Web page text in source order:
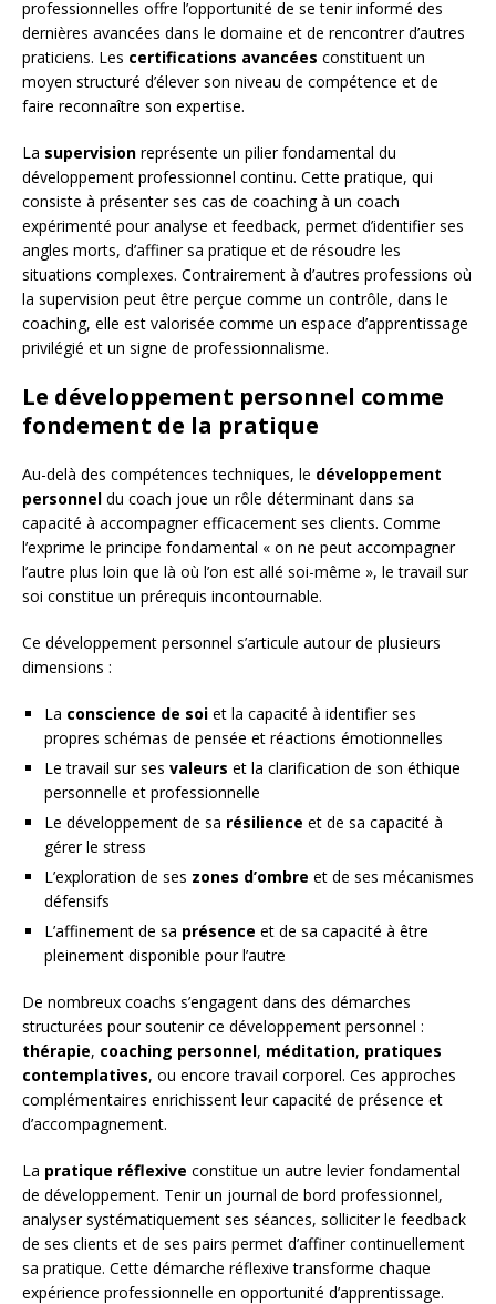
professionnelles offre l’opportunité de se tenir informé des
dernières avancées dans le domaine et de rencontrer d’autres
praticiens. Les certifications avancées constituent un
moyen structuré d’élever son niveau de compétence et de
faire reconnaître son expertise.
La supervision représente un pilier fondamental du
développement professionnel continu. Cette pratique, qui
consiste à présenter ses cas de coaching à un coach
expérimenté pour analyse et feedback, permet d’identifier ses
angles morts, d’affiner sa pratique et de résoudre les
situations complexes. Contrairement à d’autres professions où
la supervision peut être perçue comme un contrôle, dans le
coaching, elle est valorisée comme un espace d’apprentissage
privilégié et un signe de professionnalisme.
Le développement personnel comme
fondement de la pratique
Au-delà des compétences techniques, le développement
personnel du coach joue un rôle déterminant dans sa
capacité à accompagner efficacement ses clients. Comme
l’exprime le principe fondamental « on ne peut accompagner
l’autre plus loin que là où l’on est allé soi-même », le travail sur
soi constitue un prérequis incontournable.
Ce développement personnel s’articule autour de plusieurs
dimensions :
La conscience de soi et la capacité à identifier ses
propres schémas de pensée et réactions émotionnelles
Le travail sur ses valeurs et la clarification de son éthique
personnelle et professionnelle
Le développement de sa résilience et de sa capacité à
gérer le stress
L’exploration de ses zones d’ombre et de ses mécanismes
défensifs
L’affinement de sa présence et de sa capacité à être
pleinement disponible pour l’autre
De nombreux coachs s’engagent dans des démarches
structurées pour soutenir ce développement personnel :
thérapie, coaching personnel, méditation, pratiques
contemplatives, ou encore travail corporel. Ces approches
complémentaires enrichissent leur capacité de présence et
d’accompagnement.
La pratique réflexive constitue un autre levier fondamental
de développement. Tenir un journal de bord professionnel,
analyser systématiquement ses séances, solliciter le feedback
de ses clients et de ses pairs permet d’affiner continuellement
sa pratique. Cette démarche réflexive transforme chaque
expérience professionnelle en opportunité d’apprentissage.